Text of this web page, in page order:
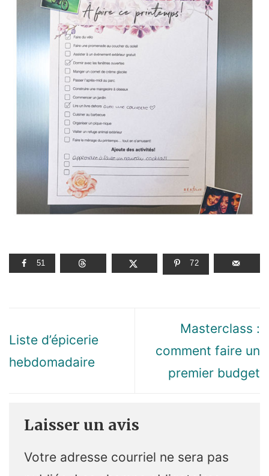
51 72
Liste d’épicerie
hebdomadaire
Masterclass :
comment faire un
premier budget
Laisser un avis
Votre adresse courriel ne sera pas